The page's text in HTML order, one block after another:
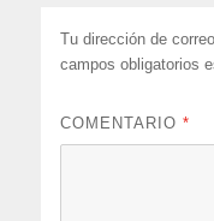
Tu dirección de
campos obligatorios
COMENTARIO*